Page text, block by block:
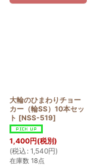
大輪のひまわりチョー
カー（輪SS）10本セッ
ト [NSS-519]
1,400円(税別)
(税込 : 1,540円)
在庫数 18点